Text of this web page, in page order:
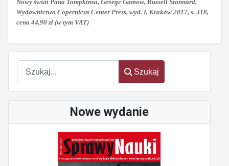
Szukaj
Szukaj
Nowe wydanie
Nowy świat Pana Tompkinsa, George Gamow, Russell Stannard,
Wydawnictwo Copernicus Center Press, wyd. I, Kraków 2017, s. 318,
cena 44,90 zł (w tym VAT)